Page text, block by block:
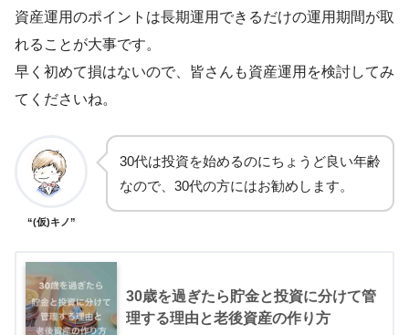
資産運用のポイントは長期運用できるだけの運用期間が取
れることが大事です。
早く初めて損はないので、皆さんも資産運用を検討してみ
てくださいね。
“(仮)キノ”
30代は投資を始めるのにちょうど良い年齢
なので、30代の方にはお勧めします。
30歳を過ぎたら貯金と投資に分けて管
理する理由と老後資産の作り方